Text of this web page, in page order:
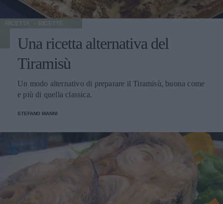
RICETTA
Una ricetta alternativa del
Tiramisù
Un modo alternativo di preparare il Tiramisù, buona come
e più di quella classica.
STEFANO MANNI